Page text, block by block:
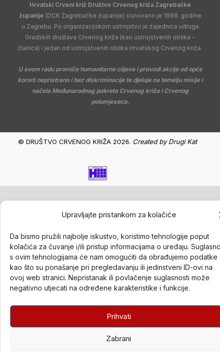
Upravljajte pristankom za kolačiće
Da bismo pružili najbolje iskustvo, koristimo tehnologije poput
kolačića za čuvanje i/ili pristup informacijama o uređaju.
s ovim tehnologijama će nam omogućiti da obrađujemo podatke
kao što su ponašanje pri pregledavanju ili jedinstveni ID-ovi na
ovoj web stranici. Nepristanak ili povlačenje suglasnosti može
negativno utjecati na određene karakteristike i funkcije.
Prihvati
Zabrani
Hrvatski Crveni križ Društvo Crvenog križa Zagrebačke
županije (DCK Zagrebačke županije) osnovano je 1998. godine
u Zagrebu. Po organizacijskom ustrojstvu je zajednica udruga
Gradskih društava Crvenog križa (kao ustrojstvenih oblika –
članica) i jedan od ustrojstvenih oblika Hrvatskog Crvenog križa.
U svom radu promiče humanitarne ciljeve i provodi akcije od opće
koristi nepristrano i bez diskriminacije te djeluje na temelju misije i
načela Međunarodnog pokreta Crvenog križa i Crvenog
polumjeseca.
© DRUŠTVO CRVENOG KRIŽA 2026. Created byDrugi Kat